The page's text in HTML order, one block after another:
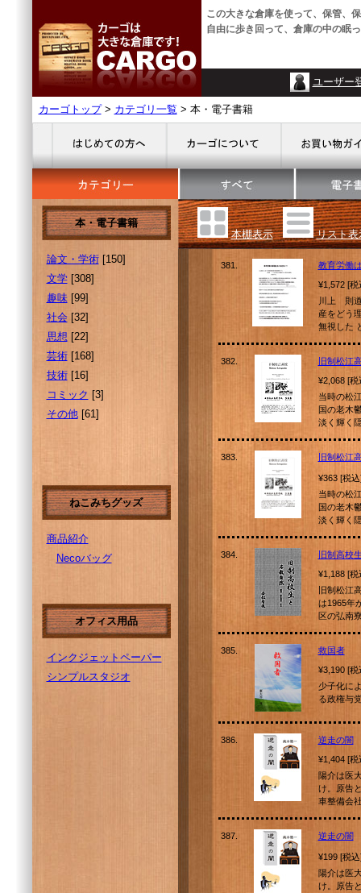
この大きな倉庫を使って、保管、
自由に歩き回って、倉庫の中の眠
ユーザー
カーゴトップ> カテゴリ一覧 > 本・電子書籍
本・電子書籍
論文・学術[150]
文学[308]
趣味[99]
社会[32]
思想 [22]
芸術[168]
技術[16]
コミック [3]
その他[61]
ねこみちグッズ
商品紹介
Necoバッグ
オフィス用品
インクジェットペーパー
シンプルスタジオ
本棚表示 リスト表
381.
教育労働
¥1,572 [
川上 則
産をどう
無視した
382.
旧制松江
¥2,068 [
当時の松
国の老木
淡く輝く
383. 旧制松江
¥363 [税
当時の松
国の老木
淡く輝く
384.
旧制高校
¥1,188 [
旧制松江
は1965年
区の弘南
385.
救国者
¥3,190 [
少子化に
る政権与
386.
逆走の闇
¥1,404 [
陽介は医
け。原告
車整備会
387. 逆走の闇
¥199 [税
陽介は医
け。原告